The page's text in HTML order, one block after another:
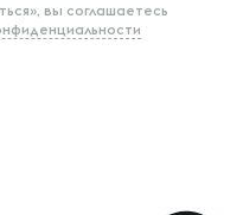
вы соглашаетесь